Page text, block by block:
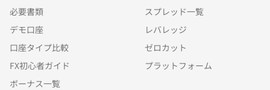
必要書類
デモ口座
口座タイプ比較
FX初心者ガイド
ボーナス一覧
スプレッド一覧
レバレッジ
ゼロカット
プラットフォーム